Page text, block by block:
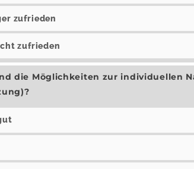
zufrieden
zufrieden
die Möglichkeiten zur individuellen